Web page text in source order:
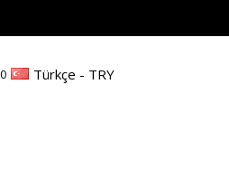
0 Türkçe - TRY